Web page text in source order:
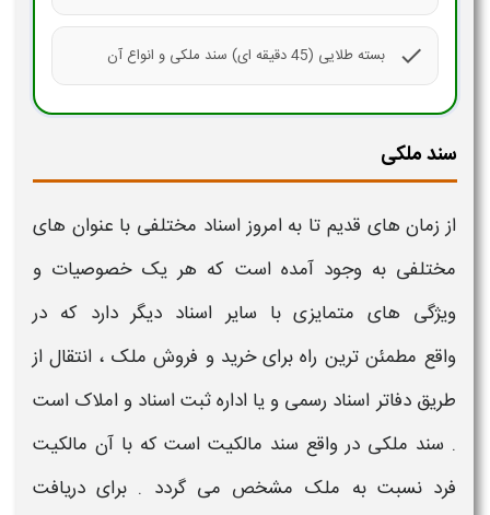
check بسته طلایی (45 دقیقه ای) سند ملکی و انواع آن
سند ملکی
از زمان های قدیم تا به امروز اسناد مختلفی با عنوان های
مختلفی به وجود آمده است که هر یک خصوصیات و
ویژگی های متمایزی با سایر اسناد دیگر دارد که در
واقع مطمئن ترین راه برای خرید و فروش ملک ، انتقال از
طریق دفاتر اسناد رسمی و یا اداره ثبتاسناد و املاک است
. سند ملکی در واقع سند مالکیت است که با آن مالکیت
فرد نسبت به ملک مشخص می گردد . برای دریافت